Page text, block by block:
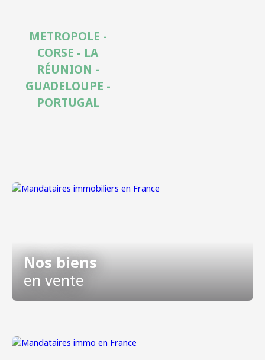
METROPOLE -
CORSE - LA
RÉUNION -
GUADELOUPE -
PORTUGAL
Nos biens
en vente